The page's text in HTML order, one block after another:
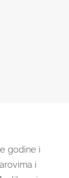
godine i
i